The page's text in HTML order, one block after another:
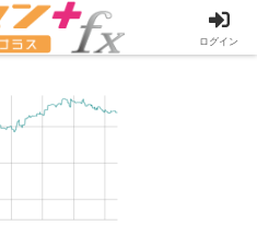
ログイン